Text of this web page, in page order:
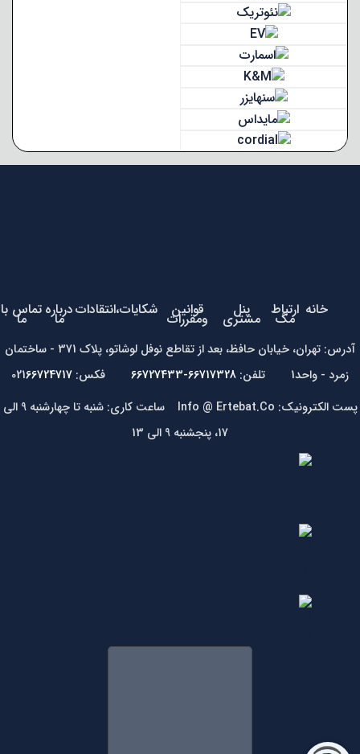
خانه ارتباط
مگ پنل
مشتری قوانین
ومقررات شکایات،انتقاداتدرباره
ما تماس با
ما
آدرس: تهران، خیابان حافظ، بعد از تقاطع نوفل لوشاتو، پلاک 371 - ساختمان
زمرد - واحد1 تلفن:
66717328-66727433 فکس: 021 66724717
پست الکترونیک: Info @ Ertebat.Co ساعت کاری: شنبه تا چهارشنبه 9 الی
17، پنجشنبه 9 الی 13